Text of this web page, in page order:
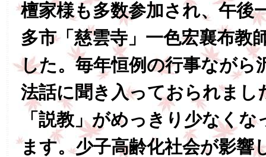
檀家様も多数参加され、午後
多市「慈雲寺」一色宏襄布教
した。毎年恒例の行事ながら
法話に聞き入っておられまし
「説教」がめっきり少なく
ます。少子高齢化社会が影響